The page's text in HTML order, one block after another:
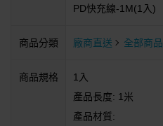
PD快充線-1M(1入)
商品分類 廠商直送 全部商品
商品規格
1入
產品長度: 1米
產品材質: